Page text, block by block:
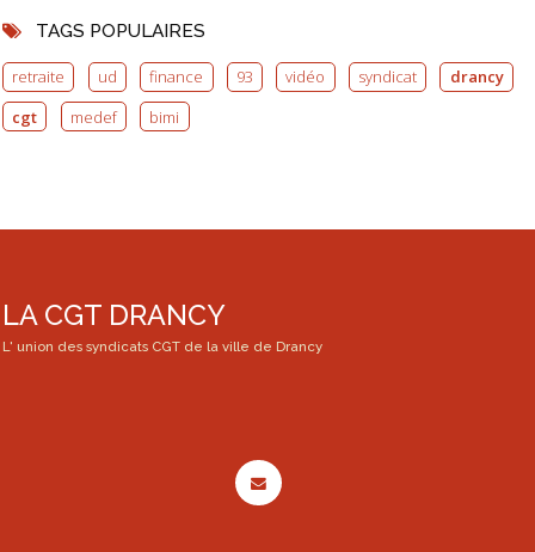
TAGS POPULAIRES
retraite ud finance 93 vidéo syndicat
drancy
cgt
medef bimi
LA CGT DRANCY
L' union des syndicats CGT de la ville de Drancy